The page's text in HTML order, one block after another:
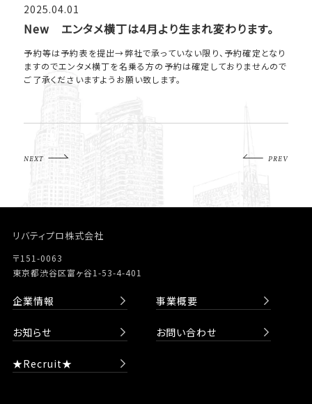
2025.04.01
New エンタメ横丁は4月より生まれ変わります。
予約等は予約表を提出→弊社で承っていない限り、予約確定となり
ますのでエンタメ横丁を名乗る方の予約は確定しておりませんので
ご了承くださいますようお願い致します。
NEXT PREV
リバティプロ株式会社
〒151-0063
東京都渋谷区富ヶ谷1-53-4-401
企業情報 事業概要
お知らせ お問い合わせ
★Recruit★